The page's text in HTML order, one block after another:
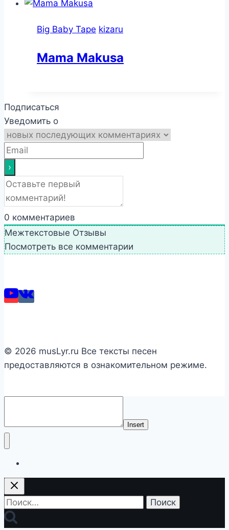
Big Baby Tape kizaru
Mama Makusa
Подписаться
Уведомить о
0 комментариев
Межтекстовые Отзывы
Посмотреть все комментарии
© 2026 musLyr.ru Все тексты песен
предоставляются в ознакомительном режиме.
Insert
Найти: